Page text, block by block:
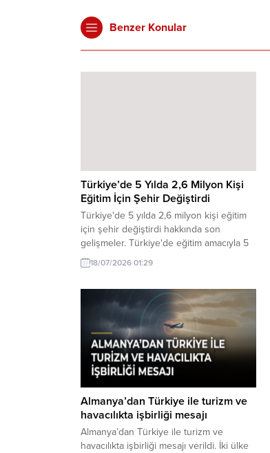
Benzer Konular
Türkiye’de 5 Yılda 2,6 Milyon Kişi
Eğitim İçin Şehir Değiştirdi
Türkiye'de 5 yılda 2,6 milyon kişi eğitim
için şehir değiştirdi hakkında son
gelişmeler. Türkiye'de eğitim amacıyla 5
yılda 2,6 milyon kişi şehir değiştirdi. Bu
durum, eğitim sistemindeki değişiklikler
18/07/2026 01:29
Almanya’dan Türkiye ile turizm ve
havacılıkta işbirliği mesajı
Almanya’dan Türkiye ile turizm ve
havacılıkta işbirliği mesajı verildi. İki ülke